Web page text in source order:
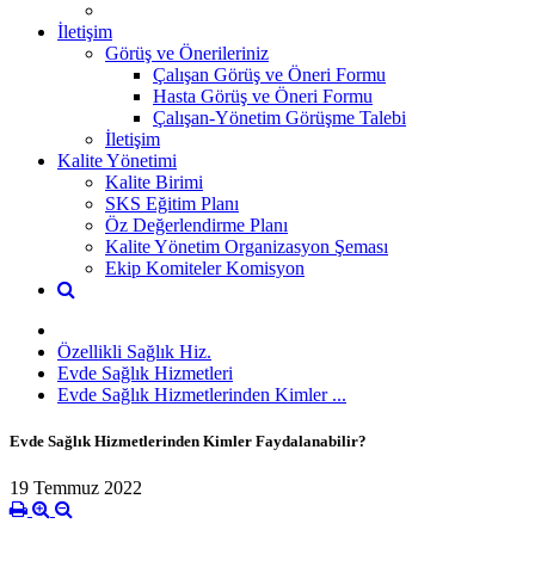
İletişim
Görüş ve Önerileriniz
Çalışan Görüş ve Öneri Formu
Hasta Görüş ve Öneri Formu
Çalışan-Yönetim Görüşme Talebi
İletişim
Kalite Yönetimi
Kalite Birimi
SKS Eğitim Planı
Öz Değerlendirme Planı
Kalite Yönetim Organizasyon Şeması
Ekip Komiteler Komisyon
Özellikli Sağlık Hiz.
Evde Sağlık Hizmetleri
Evde Sağlık Hizmetlerinden Kimler ...
Evde Sağlık Hizmetlerinden Kimler Faydalanabilir?
19 Temmuz 2022